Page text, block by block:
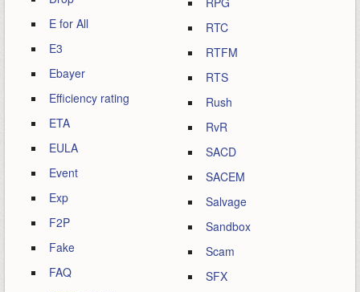
E for All
E3
Ebayer
Efficiency rating
ETA
EULA
Event
Exp
F2P
Fake
FAQ
RTC
RTFM
RTS
Rush
RvR
SACD
SACEM
Salvage
Sandbox
Scam
SFX